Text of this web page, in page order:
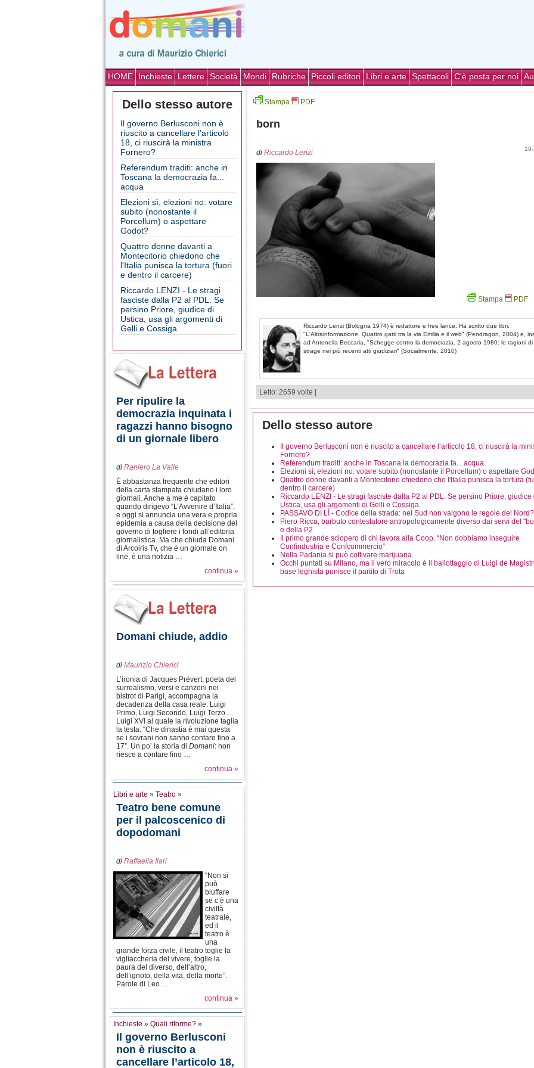
HOME Inchieste Lettere Società Mondi Rubriche Piccoli editori Libri e arte Spettacoli C'è posta per noi
Dello stesso autore
Il governo Berlusconi non è
riuscito a cancellare l’articolo
18, ci riuscirà la ministra
Fornero?
Referendum traditi: anche in
Toscana la democrazia fa...
acqua
Elezioni sì, elezioni no: votare
subito (nonostante il
Porcellum) o aspettare
Godot?
Quattro donne davanti a
Montecitorio chiedono che
l'Italia punisca la tortura (fuori
e dentro il carcere)
Riccardo LENZI - Le stragi
fasciste dalla P2 al PDL. Se
persino Priore, giudice di
Ustica, usa gli argomenti di
Gelli e Cossiga
Per ripulire la
democrazia inquinata i
ragazzi hanno bisogno
di un giornale libero
di Raniero La Valle
È abbastanza frequente che editori
della carta stampata chiudano i loro
giornali. Anche a me è capitato
quando dirigevo “L’Avvenire d’Italia”,
e oggi si annuncia una vera e propria
epidemia a causa della decisione del
governo di togliere i fondi all’editoria
giornalistica. Ma che chiuda Domani
di Arcoiris Tv, che è un giornale on
line, è una notizia …
continua »
Domani chiude, addio
di Maurizio Chierici
L’ironia di Jacques Prévert, poeta del
surrealismo, versi e canzoni nei
bistrot di Parigi, accompagna la
decadenza della casa reale: Luigi
Primo, Luigi Secondo, Luigi Terzo…
Luigi XVI al quale la rivoluzione taglia
la testa: “Che dinastia è mai questa
se i sovrani non sanno contare fino a
17”. Un po’ la storia di Domani: non
riesce a contare fino …
continua »
Libri e arte » Teatro »
Teatro bene comune
per il palcoscenico di
dopodomani
di Raffaella Ilari
“Non si
può
bluffare
se c’è una
civiltà
teatrale,
ed il
teatro è
una
grande forza civile, il teatro toglie la
vigliaccheria del vivere, toglie la
paura del diverso, dell’altro,
dell’ignoto, della vita, della morte”.
Parole di Leo …
continua »
Inchieste » Quali riforme? »
Il governo Berlusconi
non è riuscito a
cancellare l’articolo 18,
Stampa PDF
born
di Riccardo Lenzi
Stampa PDF
Riccardo Lenzi (Bologna 1974) è redattore e free lance. Ha scritto due libri:
"L'Altrainformazione. Quattro gatti tra la via Emilia e il web" (Pendragon, 2004) e,
ad Antonella Beccaria, "Schegge contro la democrazia. 2 agosto 1980: le ragioni di
strage nei più recenti atti giudiziari" (Socialmente, 2010)
Letto: 2659 volte |
Dello stesso autore
Il governo Berlusconi non è riuscito a cancellare l’articolo 18, ci riuscirà la
Fornero?
Referendum traditi: anche in Toscana la democrazia fa... acqua
Elezioni sì, elezioni no: votare subito (nonostante il Porcellum) o aspettare
Quattro donne davanti a Montecitorio chiedono che l'Italia punisca la tortura
dentro il carcere)
Riccardo LENZI - Le stragi fasciste dalla P2 al PDL. Se persino Priore, giudice
Ustica, usa gli argomenti di Gelli e Cossiga
PASSAVO DI LÌ - Codice della strada: nel Sud non valgono le regole del Nord?
Piero Ricca, barbuto contestatore antropologicamente diverso dai servi del
e della P2
Il primo grande sciopero di chi lavora alla Coop. “Non dobbiamo inseguire
Confindustria e Confcommercio”
Nella Padania si può coltivare marijuana
Occhi puntati su Milano, ma il vero miracolo è il ballottaggio di Luigi de
base leghista punisce il partito di Trota